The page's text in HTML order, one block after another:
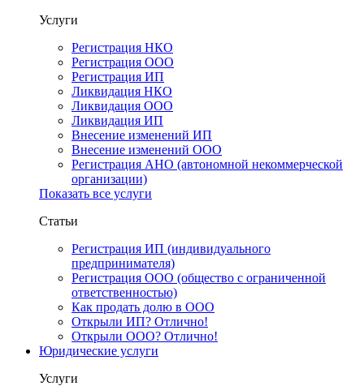
Услуги
Регистрация НКО
Регистрация ООО
Регистрация ИП
Ликвидация НКО
Ликвидация ООО
Ликвидация ИП
Внесение изменений ИП
Внесение изменений ООО
Регистрация АНО (автономной некоммерческой
организации)
Показать все услуги
Статьи
Регистрация ИП (индивидуального
предпринимателя)
Регистрация ООО (общество с ограниченной
ответственностью)
Как продать долю в ООО
Открыли ИП? Отлично!
Открыли ООО? Отлично!
Юридические услуги
Услуги